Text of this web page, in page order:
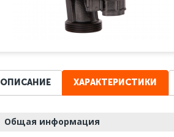
ОПИСАНИЕ ХАРАКТЕРИСТИКИ
Общая информация